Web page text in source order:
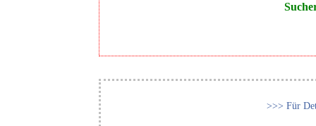
>>> Für